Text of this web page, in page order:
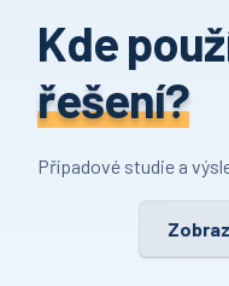
Kde
řešení?
Případové studie a